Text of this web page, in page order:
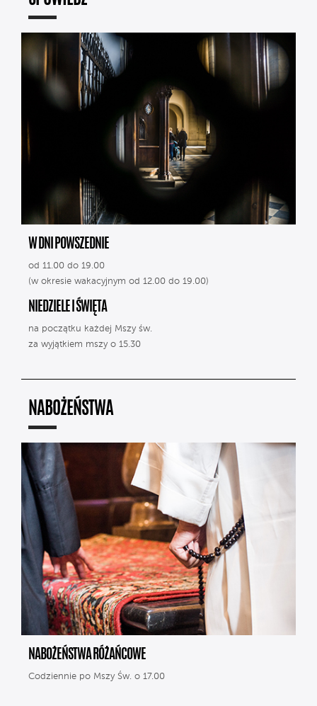
W DNI POWSZEDNIE
od 11.00 do 19.00
(w okresie wakacyjnym od 12.00 do 19.00)
NIEDZIELE I ŚWIĘTA
na początku każdej Mszy św.
za wyjątkiem mszy o 15.30
NABOŻEŃSTWA
NABOŻEŃSTWA RÓŻAŃCOWE
Codziennie po Mszy Św. o 17.00